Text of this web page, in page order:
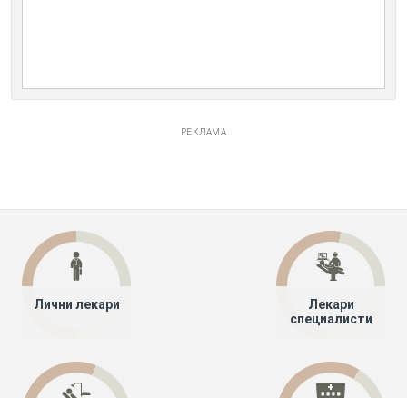
РЕКЛАМА
Лични лекари
Лекари
специалисти